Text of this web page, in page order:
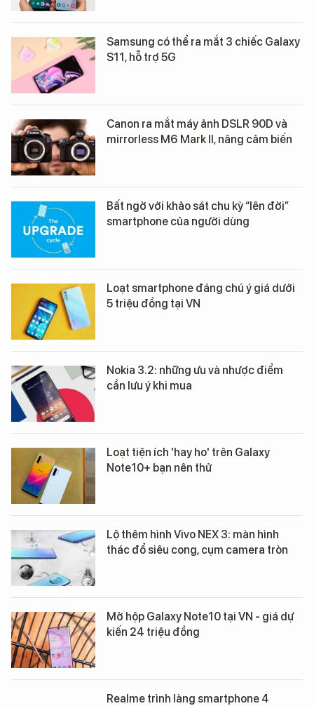
Samsung có thể ra mắt 3 chiếc Galaxy
S11, hỗ trợ 5G
Canon ra mắt máy ảnh DSLR 90D và
mirrorless M6 Mark II, nâng cảm biến
Bất ngờ với khảo sát chu kỳ “lên đời”
smartphone của người dùng
Loạt smartphone đáng chú ý giá dưới
5 triệu đồng tại VN
Nokia 3.2: những ưu và nhược điểm
cần lưu ý khi mua
Loạt tiện ích 'hay ho' trên Galaxy
Note10+ bạn nên thử
Lộ thêm hình Vivo NEX 3: màn hình
thác đổ siêu cong, cụm camera tròn
Mở hộp Galaxy Note10 tại VN - giá dự
kiến 24 triệu đồng
Realme trình làng smartphone 4